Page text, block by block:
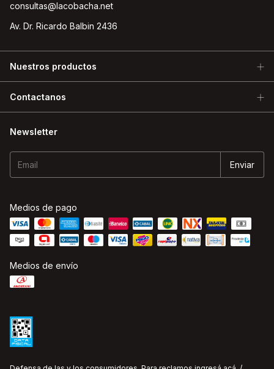
consultas@lacobacha.net
Av. Dr. Ricardo Balbin 2436
Nuestros productos
Contactanos
Newsletter
Medios de pago
Medios de envío